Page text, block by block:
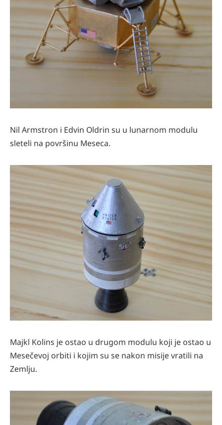
Nil Armstron i Edvin Oldrin su u lunarnom modulu
sleteli na površinu Meseca.
Majkl Kolins je ostao u drugom modulu koji je ostao u
Mesečevoj orbiti i kojim su se nakon misije vratili na
Zemlju.